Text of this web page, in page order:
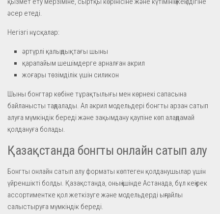
әсер етеді.
Негізгі нұсқалар:
әртүрлі қалыңдықтағы шыны
қарапайым шешімдерге арналған акрил
жоғары төзімділік үшін силикон
Шыны бонгтар көбіне тұрақтылығы мен көрнекі сапасына
байланысты таңдалады. Ал акрил модельдері бонгты арзан сатып
алуға мүмкіндік береді және зақымдану қаупіне көп алаңдамай
қолдануға болады.
Қазақстанда бонгты онлайн сатып алу
Бонгты онлайн сатып алу форматы көптеген қолданушылар үшін
үйреншікті болды. Қазақстанда, оның ішінде Астанада, бұл кеңірек
ассортиментке қол жеткізуге және модельдерді ыңғайлы
салыстыруға мүмкіндік береді.